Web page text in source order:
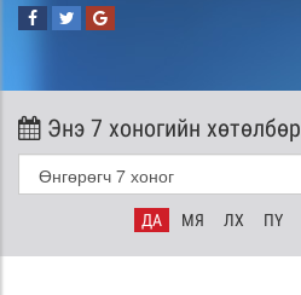
Энэ 7 хоногийн хөтөлбөр
ДА МЯ ЛХ ПҮ